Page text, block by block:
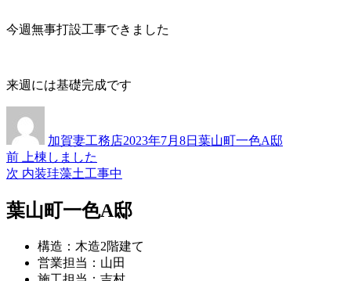
今週無事打設工事できました
来週には基礎完成です
者加賀妻工務店日:
2023年7月8日ゴ
葉山町一色A邸
投
稿
ナ
前
過
去
投
稿:
上棟しました
次 次
投
稿:
内装珪藻土工事中
葉山町一色A邸
構造：木造2階建て
営業担当：山田